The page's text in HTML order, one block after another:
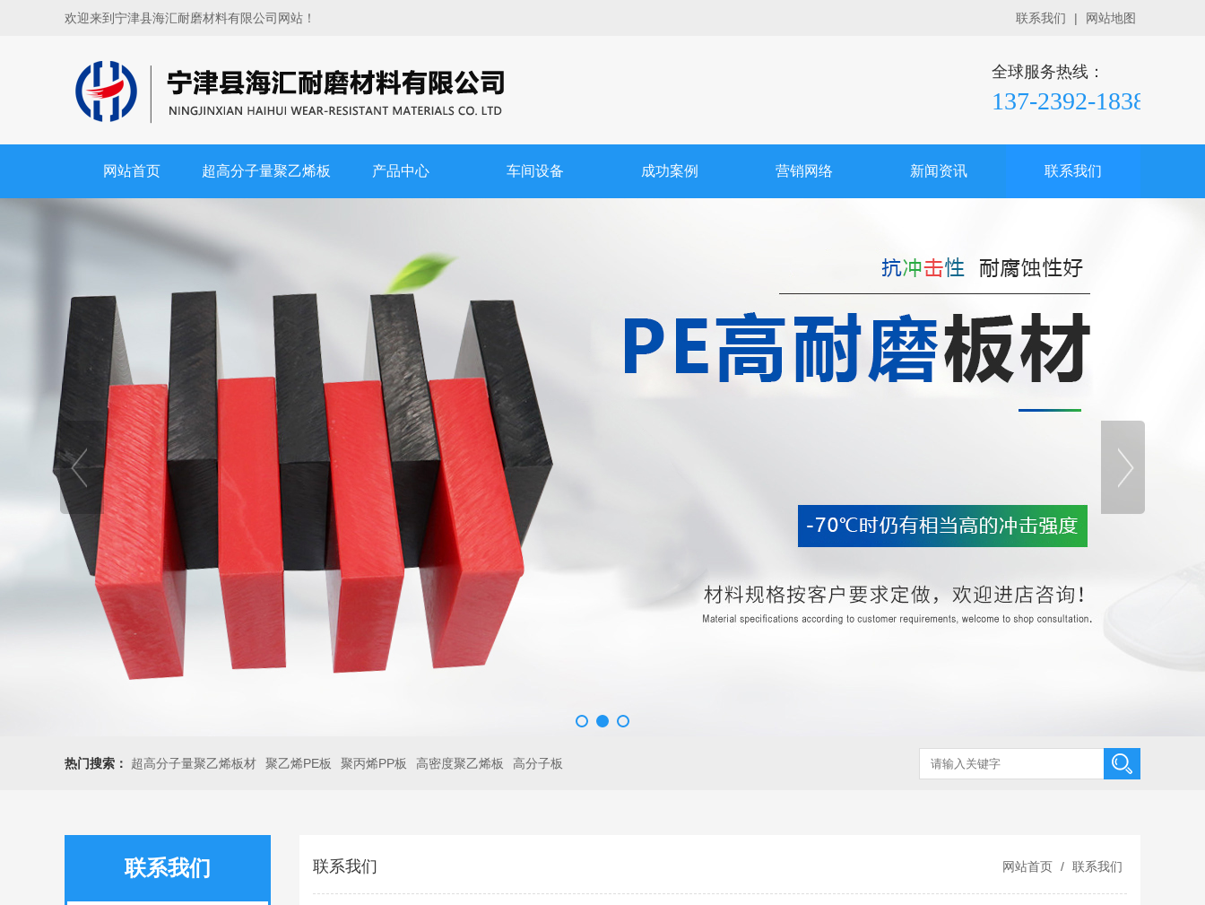
欢迎来到宁津县海汇耐磨材料有限公司网站！ 联系我们 | 网站地图
全球服务热线：
137-2392-1838
网站首页 超高分子量聚乙烯板 产品中心 车间设备 成功案例 营销网络 新闻资讯 联系我们
热门搜索： 超高分子量聚乙烯板材 聚乙烯PE板 聚丙烯PP板 高密度聚乙烯板 高分子板
联系我们 联系我们 网站首页 / 联系我们